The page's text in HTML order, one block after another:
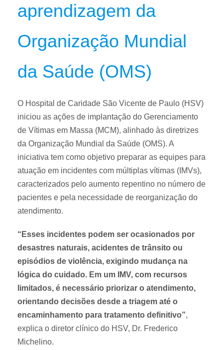
aprendizagem da
Organização Mundial
da Saúde (OMS)
O Hospital de Caridade São Vicente de Paulo (HSV)
iniciou as ações de implantação do Gerenciamento
de Vítimas em Massa (MCM), alinhado às diretrizes
da Organização Mundial da Saúde (OMS). A
iniciativa tem como objetivo preparar as equipes para
atuação em incidentes com múltiplas vítimas (IMVs),
caracterizados pelo aumento repentino no número de
pacientes e pela necessidade de reorganização do
atendimento.
“Esses incidentes podem ser ocasionados por
desastres naturais, acidentes de trânsito ou
episódios de violência, exigindo mudança na
lógica do cuidado. Em um IMV, com recursos
limitados, é necessário priorizar o atendimento,
orientando decisões desde a triagem até o
encaminhamento para tratamento definitivo”,
explica o diretor clínico do HSV, Dr. Frederico
Michelino.